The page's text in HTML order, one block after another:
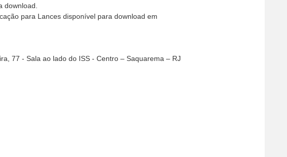
download.
para Lances disponível para download em
77 - Sala ao lado do ISS - Centro – Saquarema – RJ